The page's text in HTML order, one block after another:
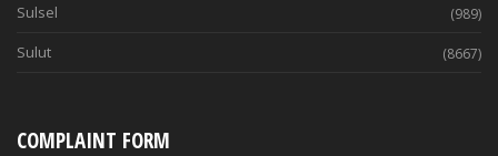
Sulsel (989)
Sulut (8667)
COMPLAINT FORM